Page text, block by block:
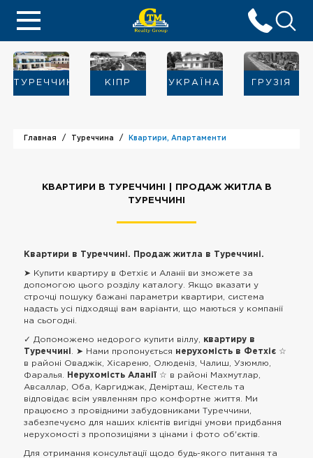
ТУРЕЧЧИНА KIПР УКРАЇНА ГРУЗІЯ
Главная Туреччина Квартири, Апартаменти
КВАРТИРИ В ТУРЕЧЧИНІ | ПРОДАЖ ЖИТЛА В
ТУРЕЧЧИНІ
Квартири в Туреччині. Продаж житла в Туреччині.
➤ Купити квартиру в Фетхіє и Аланіі ви зможете за
допомогою цього розділу каталогу. Якщо вказати у
строчці пошуку бажані параметри квартири, система
надасть усі підходящі вам варіанти, що маються у компанії
на сьогодні.
✓ Допоможемо недорого купити віллу, квартиру в
Туреччині
. ➤ Нами пропонується нерухомість в Фетхіє ☆
в районі Оваджік, Хісареню, Олюденіз, Чалиш, Узюмлю,
Фаралья.
Нерухомість Аланії ☆ в районі Махмутлар,
Авсаллар, Оба, Каргиджак, Демірташ, Кестель та
відповідає всім уявленням про комфортне життя. Ми
працюємо з провідними забудовниками Туреччини,
забезпечуємо для наших клієнтів вигідні умови придбання
нерухомості з пропозиціями з цінами і фото об'єктів.
Для отримання консультації щодо будь-якого питання та